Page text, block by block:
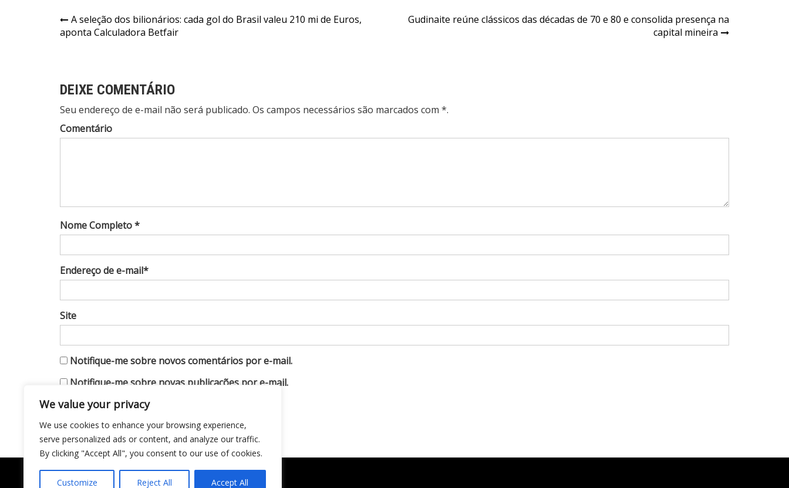
We value your privacy
We use cookies to enhance your browsing experience,
serve personalized ads or content, and analyze our traffic.
By clicking "Accept All", you consent to our use of cookies.
Customize Reject All Accept All
Navegação
de
A seleção dos bilionários: cada gol do Brasil valeu 210 mi de Euros,
aponta Calculadora Betfair
Gudinaite reúne clássicos das décadas de 70 e 80 e consolida presença na
capital mineira
DEIXE COMENTÁRIO
Seu endereço de e-mail não será publicado. Os campos necessários são marcados com *.
Comentário
Nome Completo *
Endereço de e-mail*
Site
Notifique-me sobre novos comentários por e-mail.
Notifique-me sobre novas publicações por e-mail.